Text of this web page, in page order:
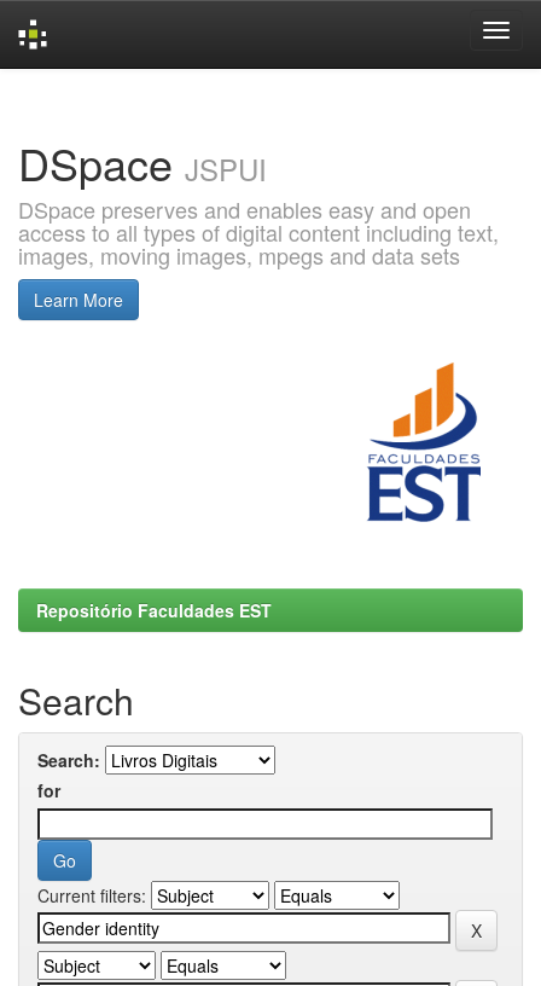
DSpace JSPUI
DSpace preserves and enables easy and open
access to all types of digital content including text,
images, moving images, mpegs and data sets
Learn More
Repositório Faculdades EST
Search
Search:
for
Current filters: